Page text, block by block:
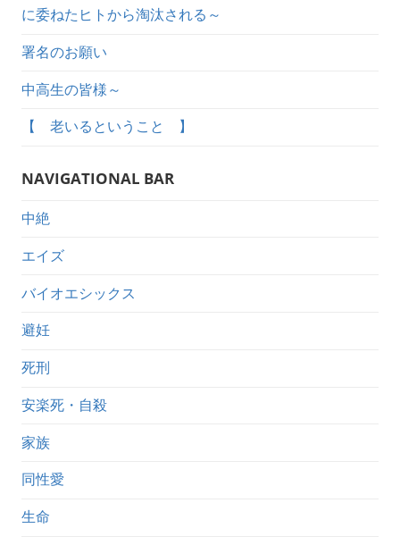
に委ねたヒトから淘汰される～
署名のお願い
中高生の皆様～
【 老いるということ 】
NAVIGATIONAL BAR
中絶
エイズ
バイオエシックス
避妊
死刑
安楽死・自殺
家族
同性愛
生命